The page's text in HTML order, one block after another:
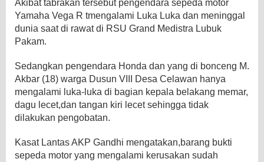
Akibat tabrakan tersebut pengendara sepeda motor
Yamaha Vega R tmengalami Luka Luka dan meninggal
dunia saat di rawat di RSU Grand Medistra Lubuk
Pakam.
Sedangkan pengendara Honda dan yang di bonceng M.
Akbar (18) warga Dusun VIII Desa Celawan hanya
mengalami luka-luka di bagian kepala belakang memar,
dagu lecet,dan tangan kiri lecet sehingga tidak
dilakukan pengobatan.
Kasat Lantas AKP Gandhi mengatakan,barang bukti
sepeda motor yang mengalami kerusakan sudah